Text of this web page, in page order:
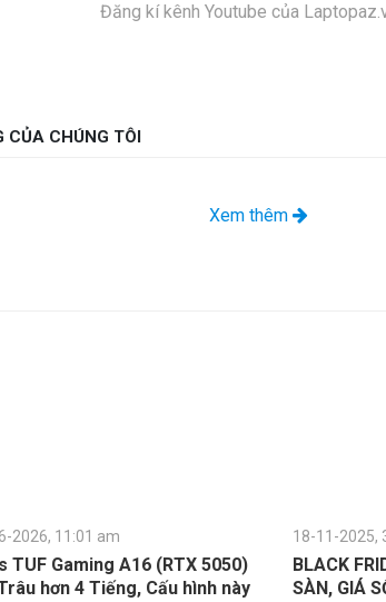
Đăng kí kênh Youtube của
CỦA CHÚNG TÔI
Xem thêm
2026, 11:01 am
TUF Gaming A16 (RTX 5050)
hơn 4 Tiếng, Cấu hình này
18-11-2025,
BLACK
SÀN, GIÁ